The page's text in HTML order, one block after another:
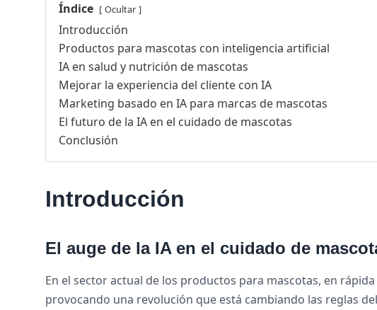
Índice Ocultar
Introducción
Productos para mascotas con inteligencia artificial
IA en salud y nutrición de mascotas
Mejorar la experiencia del cliente con IA
Marketing basado en IA para marcas de mascotas
El futuro de la IA en el cuidado de mascotas
Conclusión
Introducción
El auge de la IA en el cuidado de
En el sector actual de los productos para mascotas, en
provocando una revolución que está cambiando las reglas